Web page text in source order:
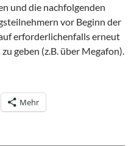
und die nachfolgenden
vor Beginn der
erforderlichenfalls erneut
geben (z.B. über Megafon).
Mehr